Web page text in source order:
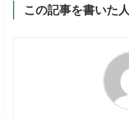
この記事を書いた人